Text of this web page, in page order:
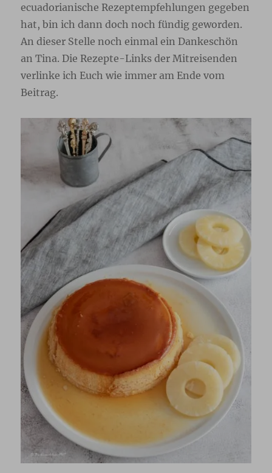
ecuadorianische Rezeptempfehlungen gegeben
hat, bin ich dann doch noch fündig geworden.
An dieser Stelle noch einmal ein Dankeschön
an Tina. Die Rezepte-Links der Mitreisenden
verlinke ich Euch wie immer am Ende vom
Beitrag.